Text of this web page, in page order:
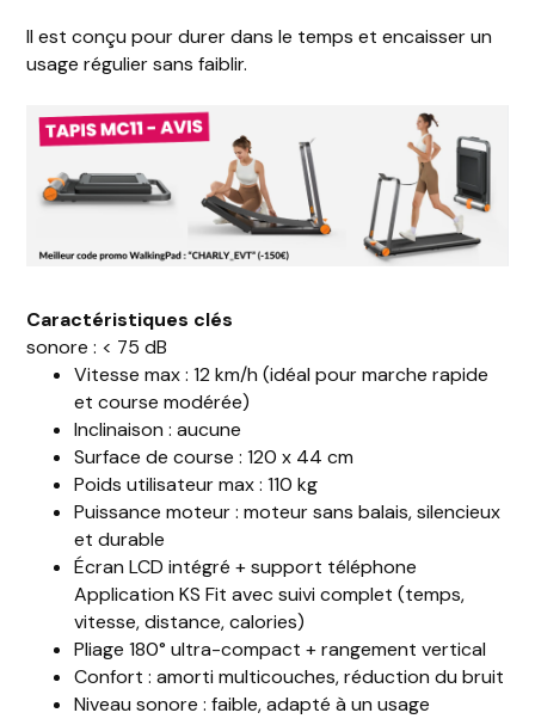
Il est conçu pour durer dans le temps et encaisser un
usage régulier sans faiblir.
Caractéristiques clés
sonore : < 75 dB
Vitesse max : 12 km/h (idéal pour marche rapide
et course modérée)
Inclinaison : aucune
Surface de course : 120 x 44 cm
Poids utilisateur max : 110 kg
Puissance moteur : moteur sans balais, silencieux
et durable
Écran LCD intégré + support téléphone
Application KS Fit avec suivi complet (temps,
vitesse, distance, calories)
Pliage 180° ultra-compact + rangement vertical
Confort : amorti multicouches, réduction du bruit
Niveau sonore : faible, adapté à un usage